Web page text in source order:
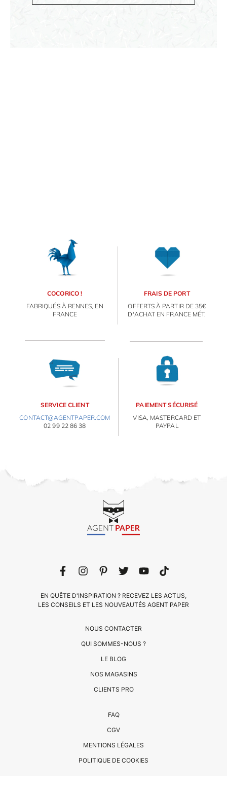
CONTACT
COCORICO !
FABRIQUÉS À RENNES, EN
FRANCE
FRAIS DE PORT
OFFERTS À PARTIR DE 35€
D'ACHAT EN FRANCE MÉT.
SERVICE CLIENT
CONTACT@AGENTPAPER.COM
02 99 22 86 38
PAIEMENT SÉCURISÉ
VISA, MASTERCARD ET
PAYPAL
NOUS CONTACTER
QUI SOMMES-NOUS ?
LE BLOG
NOS MAGASINS
CLIENTS PRO
FAQ
CGV
MENTIONS LÉGALES
POLITIQUE DE COOKIES
EN QUÊTE D'INSPIRATION ? RECEVEZ LES ACTUS,
LES CONSEILS ET LES NOUVEAUTÉS AGENT PAPER